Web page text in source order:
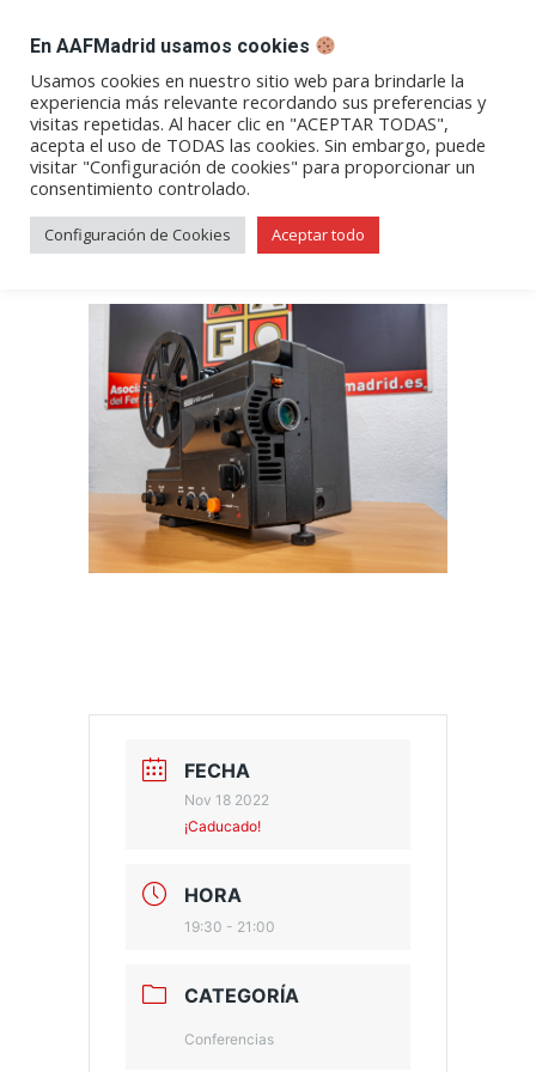
Abrir
enlace
en
una
ventana/pestaña
Abrir
enlace
en
una
ventana/pestaña
Abrir
enlace
en
una
ventana/pestaña
Abrir
enlace
en
una
Abrir
enlace
en
una
Los oficios del ferrocarril
FECHA
Nov 18 2022
¡Caducado!
HORA
19:30 - 21:00
CATEGORÍA
Conferencias
En AAFMadrid usamos cookies
Usamos cookies en nuestro sitio web para brindarle la
experiencia más relevante recordando sus preferencias y
visitas repetidas. Al hacer clic en "ACEPTAR TODAS",
acepta el uso de TODAS las cookies. Sin embargo, puede
visitar "Configuración de cookies" para proporcionar un
consentimiento controlado.
Configuración de Cookies Aceptar todo